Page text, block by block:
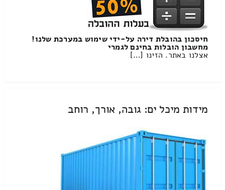
חיסכון בהובלת דירה על-ידי שימוש במערכת שלנו!
מחשבון הובלות בחינם לגמרי
אצלנו באתר. הזינו […]
מידות מיכל ים: גובה, אורך, רוחב